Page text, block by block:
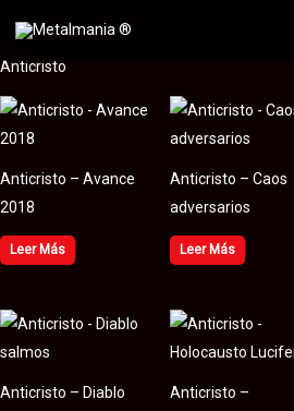
contenido
Anticristo
Anticristo – Avance
2018
Leer Más
Anticristo – Caos
adversarios
Leer Más
Anticristo – Diablo
Anticristo –